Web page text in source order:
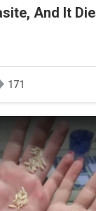
And It
171